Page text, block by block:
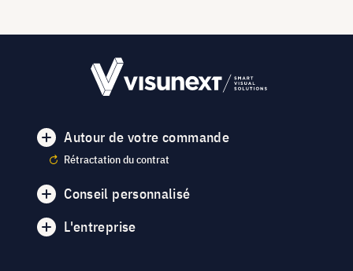
Autour de votre commande
Rétractation du contrat
Conseil personnalisé
L'entreprise